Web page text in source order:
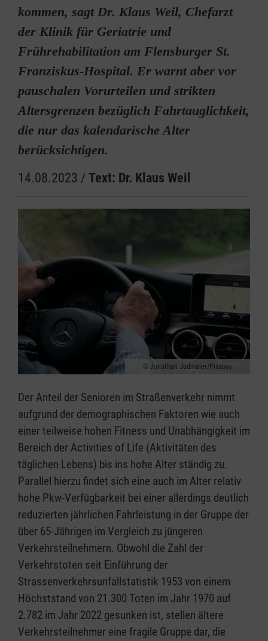
kommen, sagt Dr. Klaus Weil, Chefarzt
der Klinik für Geriatrie und
Frührehabilitation am Flensburger St.
Franziskus-Hospital. Er warnt aber vor
pauschalen Vorurteilen und strikten
Altersgrenzen bezüglich Fahrtauglichkeit,
die nur das kalendarische Alter
berücksichtigen.
14.08.2023 / Text: Dr. Klaus Weil
Jonathan Judmaier/Pixabay
Der Anteil der Senioren im Straßenverkehr nimmt
aufgrund der demographischen Faktoren wie auch
einer teilweise hohen Fitness und Unabhängigkeit im
Bereich der Activities of Life (Aktivitäten des
täglichen Lebens) bis ins hohe Alter ständig zu.
Parallel hierzu findet sich eine auch im Alter relativ
hohe Pkw-Verfügbarkeit bei einer allerdings deutlich
reduzierten jährlichen Fahrleistung in der Gruppe der
über 65-Jährigen im Vergleich zu jüngeren
Verkehrsteilnehmern. Obwohl die Zahl der
Verkehrstoten seit Einführung der
Strassenverkehrsunfallstatistik 1953 von einem
Höchststand von 21.300 Toten im Jahr 1970 auf
2.782 im Jahr 2022 gesunken ist, stellen ältere
Verkehrsteilnehmer eine fragile Gruppe dar, die